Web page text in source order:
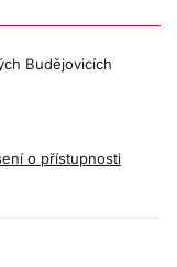
Budějovicích
o přístupnosti